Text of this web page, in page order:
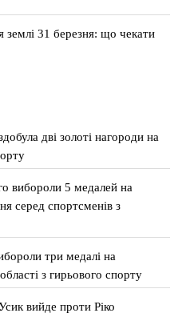
землі 31 березня: що чекати
дві золоті нагороди на
вибороли 5 медалей на
серед спортсменів з
три медалі на
з гирьового спорту
вийде проти Ріко